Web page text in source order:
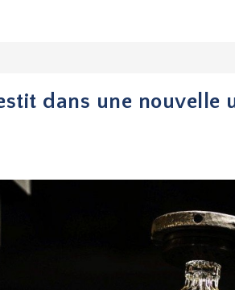
dans une nouvelle